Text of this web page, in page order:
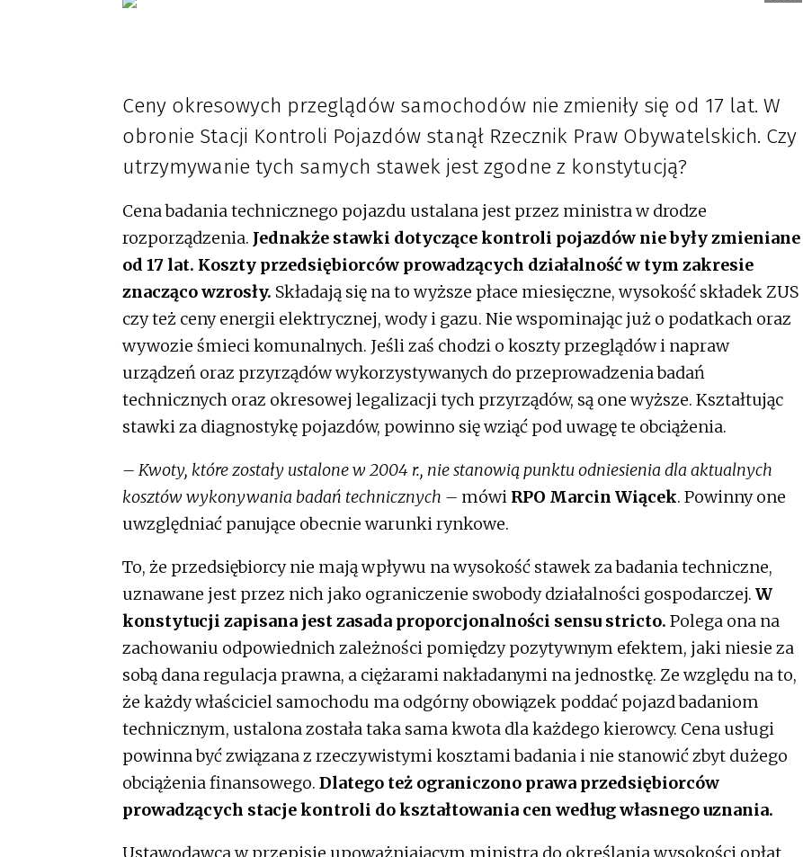
Ceny okresowych przeglądów samochodów nie zmieniły się od 17 lat. W
obronie Stacji Kontroli Pojazdów stanął Rzecznik Praw Obywatelskich. Czy
utrzymywanie tych samych stawek jest zgodne z konstytucją?
Cena badania technicznego pojazdu ustalana jest przez ministra w drodze
rozporządzenia. Jednakże stawki dotyczące kontroli pojazdów nie były zmieniane
od 17 lat. Koszty przedsiębiorców prowadzących działalność w tym zakresie
znacząco wzrosły. Składają się na to wyższe płace miesięczne, wysokość składek ZUS
czy też ceny energii elektrycznej, wody i gazu. Nie wspominając już o podatkach oraz
wywozie śmieci komunalnych. Jeśli zaś chodzi o koszty przeglądów i napraw
urządzeń oraz przyrządów wykorzystywanych do przeprowadzenia badań
technicznych oraz okresowej legalizacji tych przyrządów, są one wyższe. Kształtując
stawki za diagnostykę pojazdów, powinno się wziąć pod uwagę te obciążenia.
– Kwoty, które zostały ustalone w 2004 r., nie stanowią punktu odniesienia dla aktualnych
kosztów wykonywania badań technicznych – mówi RPO Marcin Wiącek. Powinny one
uwzględniać panujące obecnie warunki rynkowe.
To, że przedsiębiorcy nie mają wpływu na wysokość stawek za badania techniczne,
uznawane jest przez nich jako ograniczenie swobody działalności gospodarczej. W
konstytucji zapisana jest zasada proporcjonalności sensu stricto. Polega ona na
zachowaniu odpowiednich zależności pomiędzy pozytywnym efektem, jaki niesie za
sobą dana regulacja prawna, a ciężarami nakładanymi na jednostkę. Ze względu na to,
że każdy właściciel samochodu ma odgórny obowiązek poddać pojazd badaniom
technicznym, ustalona została taka sama kwota dla każdego kierowcy. Cena usługi
powinna być związana z rzeczywistymi kosztami badania i nie stanowić zbyt dużego
obciążenia finansowego. Dlatego też ograniczono prawa przedsiębiorców
prowadzących stacje kontroli do kształtowania cen według własnego uznania.